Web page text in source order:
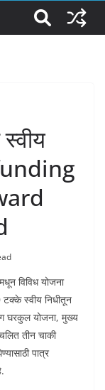
स्वीय
विविध योजना
टक्के स्वीय निधीतून
घरकुल योजना, मुख्य
तीन चाकी
पात्र